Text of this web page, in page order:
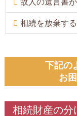
故人の遺言書
相続を放棄す
下記の
お
相続財産の分